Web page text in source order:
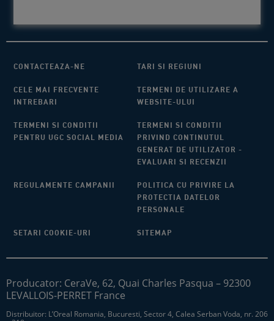
CONTACTEAZA-NE TARI SI REGIUNI​
CELE MAI FRECVENTE
INTREBARI
TERMENI DE UTILIZARE A
WEBSITE-ULUI​
TERMENI SI CONDITII
PENTRU UGC SOCIAL MEDIA
TERMENI SI CONDITII
PRIVIND CONTINUTUL
GENERAT DE UTILIZATOR -
EVALUARI SI RECENZII
REGULAMENTE CAMPANII
POLITICA CU PRIVIRE LA
PROTECTIA DATELOR
PERSONALE
SETARI COOKIE-URI SITEMAP
Producator: CeraVe, 62, Quai Charles Pasqua – 92300
LEVALLOIS-PERRET France
Distribuitor: L’Oreal Romania, Bucuresti, Sector 4, Calea Serban Voda, nr. 206